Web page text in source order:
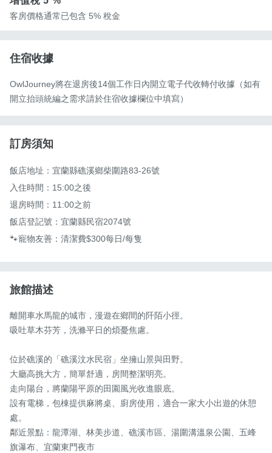
客房價格通常已包含 5% 稅金
住宿收據
OwlJourney將在退房後14個工作日內開立電子代收轉付收據（如有
開立抬頭統編之需求請於住宿收據欄位中填寫）
訂房須知
飯店地址：宜蘭縣礁溪鄉柴圍路83-26號
入住時間：15:00之後
退房時間：11:00之前
飯店登記號：宜蘭縣民宿2074號
🐾寵物友善：清潔費$300每日/每隻
旅館描述
離開車水馬龍的城市，漫遊在鄉間的阡陌小徑。
吸吐草木芬芳，洗滌平日的煩憂焦慮。
位於礁溪的「礁溪汶水民宿」坐擁山景與田野。
大廳高挑大方，簡單舒適，房間整潔明亮。
走向陽台，將蘭陽平原的田園風光收進眼底。
設有電梯，包棟提供麻將桌、廚房使用，適合一家大小出遊的休憩
處。
鄰近景點：龍潭湖、林美步道、礁溪市區、湯圍溝溫泉公園、五峰
旗瀑布、宜蘭東門夜市